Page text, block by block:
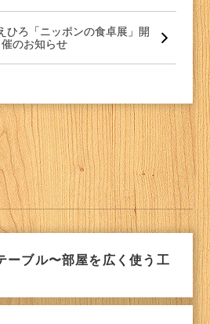
ひろ「ニッポンの食卓展」開
催のお知らせ
ーブル〜部屋を広く使う工